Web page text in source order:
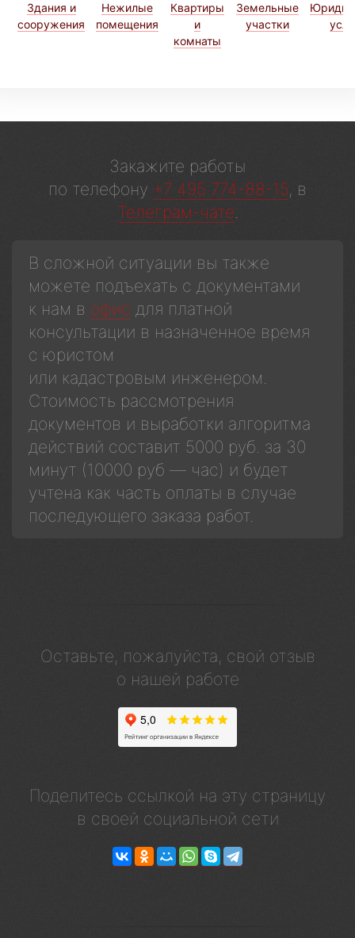
Здания и
сооружения
Нежилые
помещения
Квартиры
и
комнаты
Земельные
участки
Закажите работы
по телефону +7 495 774-88-15, в
Телеграм-чате.
В сложной ситуации вы также
можете подъехать с документами
к нам в офис для платной
консультации в назначенное время
с юристом
или кадастровым инженером.
Стоимость рассмотрения
документов и выработки алгоритма
действий составит 5000 руб. за 30
минут (10000 руб — час) и будет
учтена как часть оплаты в случае
последующего заказа работ.
Оставьте, пожалуйста, свой отзыв
о нашей работе
Поделитесь ссылкой на эту страницу
в своей социальной сети